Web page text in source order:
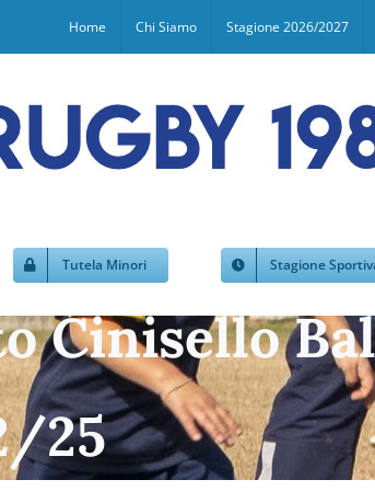
Home Chi Siamo Stagione 2026/2027
Tutela Minori Stagione
Cinisello
25